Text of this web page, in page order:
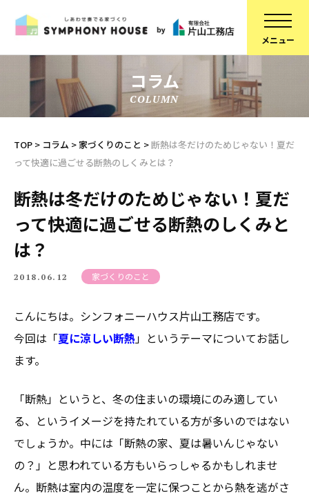
家づくりについて
建物について
ブランドラインアップ
お知らせ
不動産情報
施工事例
リフォーム
スタッフ紹介
コラム
採用情報
SDGsへの取り組み
コラム
COLUMN
TOP > コラム >家づくりのこと >断熱は冬だけのためじゃない！夏だ
って快適に過ごせる断熱のしくみとは？
断熱は冬だけのためじゃない！夏だ
って快適に過ごせる断熱のしくみと
は？
2018.06.12 家づくりのこと
こんにちは。シンフォニーハウス片山工務店です。
今回は「夏に涼しい断熱」というテーマについてお話し
ます。
「断熱」というと、冬の住まいの環境にのみ適してい
る、というイメージを持たれている方が多いのではない
でしょうか。中には「断熱の家、夏は暑いんじゃない
の？」と思われている方もいらっしゃるかもしれませ
ん。断熱は室内の温度を一定に保つことから熱を逃がさ